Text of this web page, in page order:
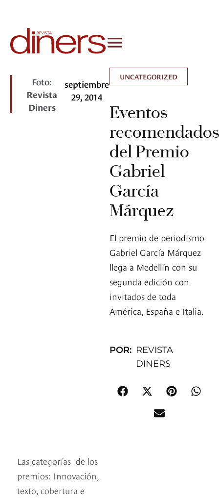
Foto:
Revista
Diners
septiembre
29, 2014
UNCATEGORIZED
Eventos
recomendados
del Premio
Gabriel
García
Márquez
El premio de periodismo
Gabriel García Márquez
llega a Medellín con su
segunda edición con
invitados de toda
América, España e Italia.
POR: REVISTA
DINERS
Las categorías de los
premios: Innovación,
texto, cobertura e